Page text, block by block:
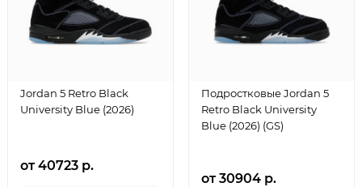
Jordan 5 Retro Black
University Blue (2026)
от 40723 р.
Подростковые Jordan 5
Retro Black University
Blue (2026) (GS)
от 30904 р.